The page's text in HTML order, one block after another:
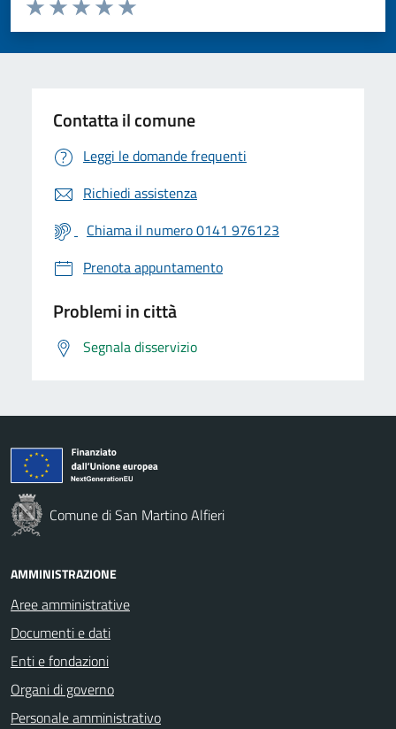
Valuta 5 stelle su 5
Valuta 4 stelle su 5
Valuta 3 stelle su 5
Valuta 2 stelle su 5
Valuta 1 stelle su 5
Contatta il comune
Leggi le domande frequenti
Richiedi assistenza
Chiama il numero 0141 976123
Prenota appuntamento
Problemi in città
Segnala disservizio
Comune di San Martino Alfieri
AMMINISTRAZIONE
Aree amministrative
Documenti e dati
Enti e fondazioni
Organi di governo
Personale amministrativo